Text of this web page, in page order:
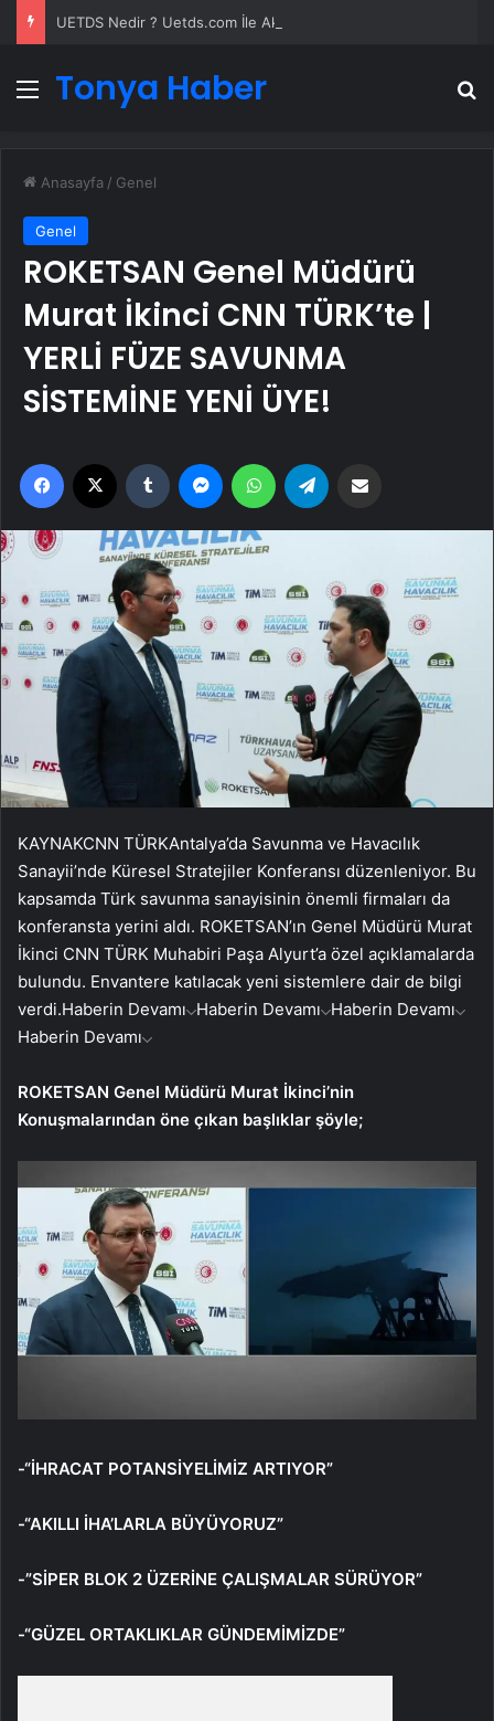
Menü
Tonya Haber
Anasayfa / Genel
Genel
ROKETSAN Genel Müdürü
Murat İkinci CNN TÜRK’te |
YERLİ FÜZE SAVUNMA
SİSTEMİNE YENİ ÜYE!
Facebook Tumblr MessengerWhatsApp
KAYNAKCNN TÜRKAntalya’da Savunma ve Havacılık
Sanayii’nde Küresel Stratejiler Konferansı düzenleniyor. Bu
kapsamda Türk savunma sanayisinin önemli firmaları da
konferansta yerini aldı. ROKETSAN’ın Genel Müdürü Murat
İkinci CNN TÜRK Muhabiri Paşa Alyurt’a özel açıklamalarda
bulundu. Envantere katılacak yeni sistemlere dair de bilgi
verdi.Haberin Devamı Haberin Devamı Haberin Devamı
Haberin Devamı
ROKETSAN Genel Müdürü Murat İkinci’nin
Konuşmalarından öne çıkan başlıklar şöyle;
-“İHRACAT POTANSİYELİMİZ ARTIYOR”
-“AKILLI İHA’LARLA BÜYÜYORUZ”
-”SİPER BLOK 2 ÜZERİNE ÇALIŞMALAR SÜRÜYOR”
-“GÜZEL ORTAKLIKLAR GÜNDEMİMİZDE”